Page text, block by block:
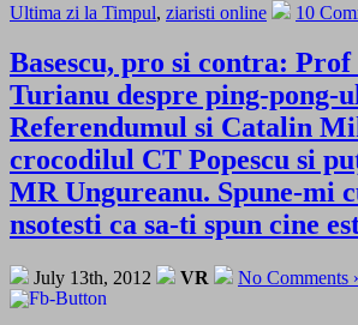
Ultima zi la Timpul, ziaristi online 10
Basescu, pro si contra:
Turianu despre ping-pong-
Referendumul si Catalin
crocodilul CT Popescu si
MR Ungureanu. Spune-mi
nsotesti ca sa-ti spun cine
July 13th, 2012 VR No Comments